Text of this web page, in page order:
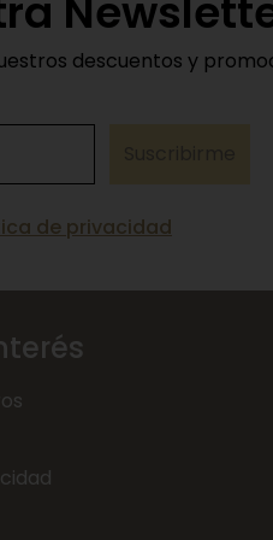
descuentos y
de privacidad